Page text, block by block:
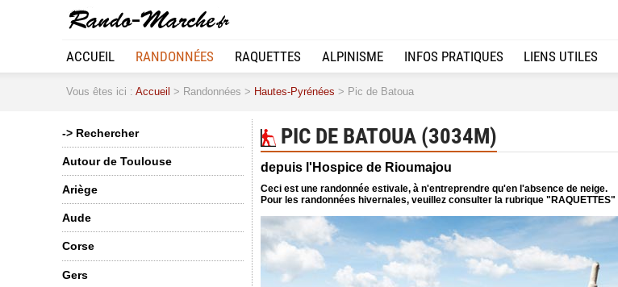
ACCUEIL RANDONNÉES RAQUETTES ALPINISME INFOS PRATIQUES LIENS UTILES
Vous êtes ici : Accueil > Randonnées > Hautes-Pyrénées > Pic de Batoua
-> Rechercher
Autour de Toulouse
Ariège
Aude
Corse
Gers
PIC DE BATOUA (3034M)
depuis l'Hospice de Rioumajou
Ceci est une randonnée estivale, à n'entreprendre qu'en l'absence de neige.
Pour les randonnées hivernales, veuillez consulter la rubrique "RAQUETTES"